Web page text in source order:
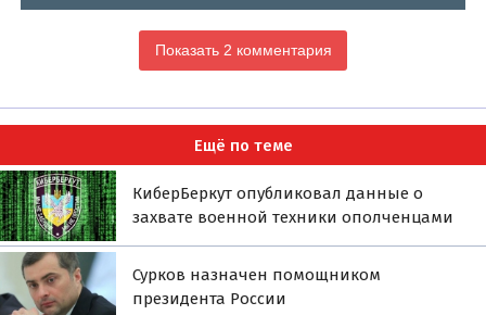
Показать 2 комментария
Ещё по теме
КиберБеркут опубликовал данные о
захвате военной техники ополченцами
Сурков назначен помощником
президента России